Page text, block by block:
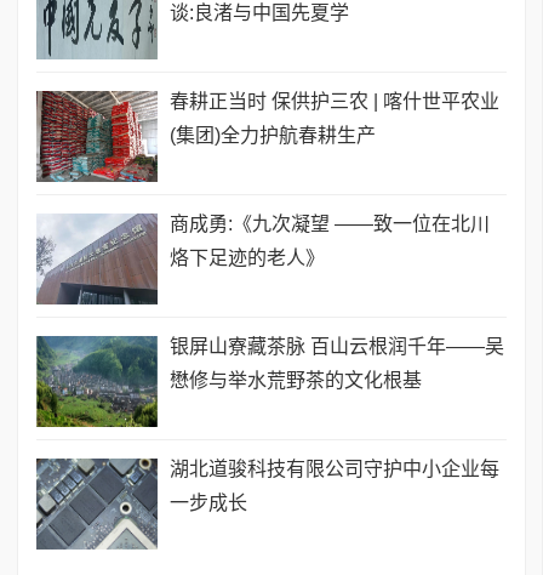
谈:良渚与中国先夏学
春耕正当时 保供护三农 | 喀什世平农业
(集团)全力护航春耕生产
商成勇:《九次凝望 ——致一位在北川
烙下足迹的老人》
银屏山寮藏茶脉 百山云根润千年——吴
懋修与举水荒野茶的文化根基
湖北道骏科技有限公司守护中小企业每
一步成长